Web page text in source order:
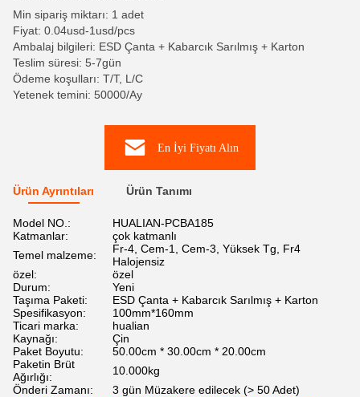
Min sipariş miktarı: 1 adet
Fiyat: 0.04usd-1usd/pcs
Ambalaj bilgileri: ESD Çanta + Kabarcık Sarılmış + Karton
Teslim süresi: 5-7gün
Ödeme koşulları: T/T, L/C
Yetenek temini: 50000/Ay
En İyi Fiyatı Alın
Ürün Ayrıntıları Ürün Tanımı
Model NO.:
HUALIAN-PCBA185
Katmanlar:
çok katmanlı
Temel malzeme:
Fr-4, Cem-1, Cem-3, Yüksek Tg, Fr4
Halojensiz
özel:
özel
Durum:
Yeni
Taşıma Paketi:
ESD Çanta + Kabarcık Sarılmış + Karton
Spesifikasyon:
100mm*160mm
Ticari marka:
hualian
Kaynağı:
Çin
Paket Boyutu:
50.00cm * 30.00cm * 20.00cm
Paketin Brüt
Ağırlığı:
10.000kg
Önderi Zamanı:
3 gün Müzakere edilecek (> 50 Adet)